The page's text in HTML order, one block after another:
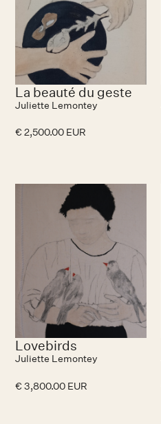
La beauté du geste
Juliette Lemontey
€ 2,500.00 EUR
Lovebirds
Juliette Lemontey
€ 3,800.00 EUR